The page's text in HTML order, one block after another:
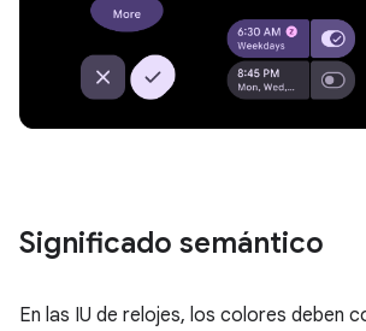
Significado semántico
En las IU de relojes, los colores deben